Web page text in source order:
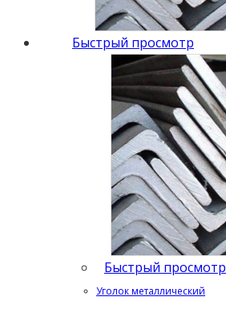
Быстрый просмотр
Быстрый просмотр
Уголок металлический